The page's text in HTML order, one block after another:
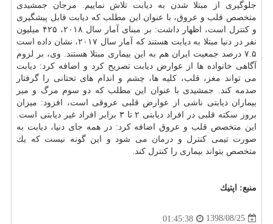
جلوگیری از مبتلا شدن به دیابت تلاش نماییم. مرجان جمشیدی
متخصص قلب و عروق، با عنوان این مطلب كه دیابت قابل پیشگیری
و كنترل است، اظهار داشت: بر مبنای آمار سال ۲۰۱۸، ۴۲۵ میلیون
نفر در دنیا مبتلا به دیابت هستند كه آمار سال ۲۰۱۷، نشان داده است
۷.۵ درصد جمعیت ایران هم به این بیماری مبتلا هستند. وی، بر لزوم
آگاهی خانواده ها از عوارض دیابت تصریح كرد و اضافه كرد: دیابت
می تواند مغز، قلب، كلیه ها، چشم و اندام های تحتانی را گرفتار
صدمه كند. جمشیدی با عنوان این مطلب كه دو سوم مرگ و میر
بیماران دیابتی ناشی از عوارض قلبی عروقی است، افزود: میزان
بروز سكته قلبی در افراد دیابتی ۲ تا ۳ برابر افراد غیر دیابتی است.
این متخصص قلب و عروق اضافه كرد: در همه جای دنیا، دیابت به
صورت تیمی كنترل و درمان می شود و این گونه نیست كه یك
متخصص بتواند بیماری را كنترل كند.
منبع: اپتیك
1398/08/25
01:45:38